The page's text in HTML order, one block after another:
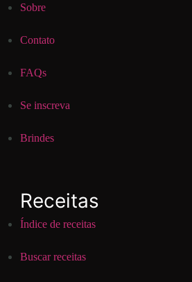
Sobre
Contato
FAQs
Se inscreva
Brindes
Receitas
Índice de receitas
Buscar receitas